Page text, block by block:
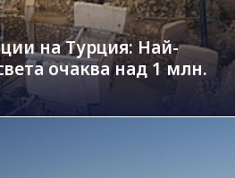
на Турция: Най-
очаква над 1 млн.